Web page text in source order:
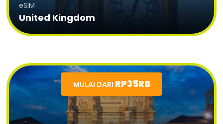
eSIM
United Kingdom
MULAI DARI RP35RB